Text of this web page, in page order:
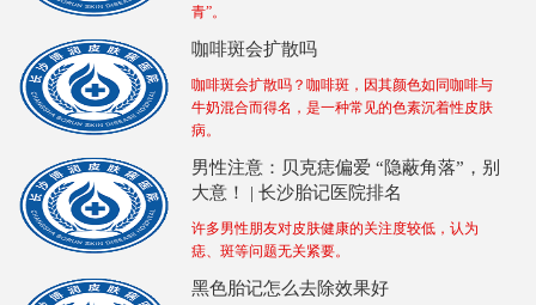
青”。
咖啡斑会扩散吗
咖啡斑会扩散吗？咖啡斑，因其颜色如同咖啡与
牛奶混合而得名，是一种常见的色素沉着性皮肤
病。
男性注意：贝克痣偏爱 “隐蔽角落”，别
大意！ | 长沙胎记医院排名
许多男性朋友对皮肤健康的关注度较低，认为
痣、斑等问题无关紧要。
黑色胎记怎么去除效果好